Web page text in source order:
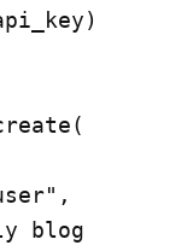
blog